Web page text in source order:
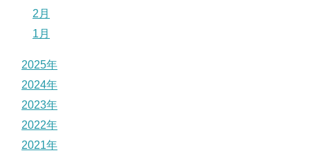
2月
1月
2025年
2024年
2023年
2022年
2021年